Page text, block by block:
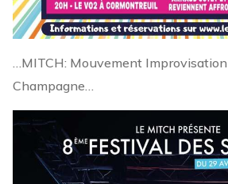
…MITCH: Mouvement
Champagne…